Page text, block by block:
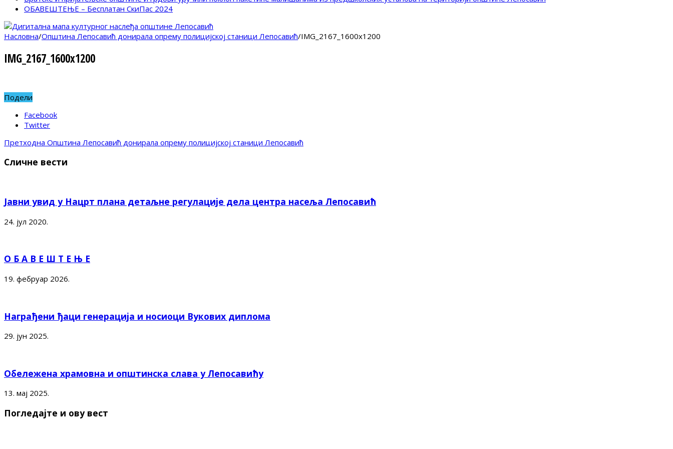
ОБАВЕШТЕЊЕ – Бесплатан СкиПас 2024
Насловна/Општина Лепосавић донирала опрему полицијској станици Лепосавић/IMG_2167_1600x1200
IMG_2167_1600x1200
Подели
Facebook
Twitter
Претходна Општина Лепосавић донирала опрему полицијској станици Лепосавић
Сличне вести
Јавни увид у Нацрт плана детаљне регулације дела центра насеља Лепосавић
24. јул 2020.
О Б А В Е Ш Т Е Њ Е
19. фебруар 2026.
Награђени ђаци генерација и носиоци Вукових диплома
29. јун 2025.
Обележена храмовна и општинска слава у Лепосавићу
13. мај 2025.
Погледајте и ову вест